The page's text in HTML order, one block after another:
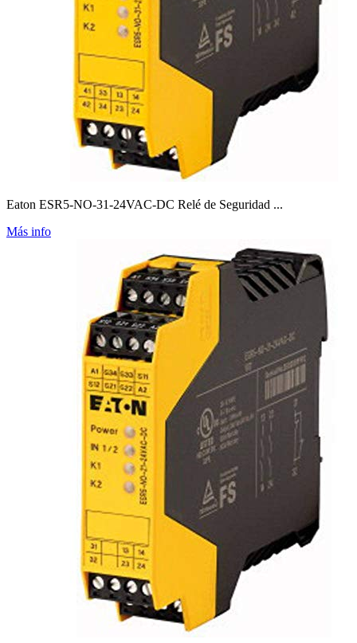
Eaton ESR5-NO-31-24VAC-DC Relé de Seguridad ...
Más info